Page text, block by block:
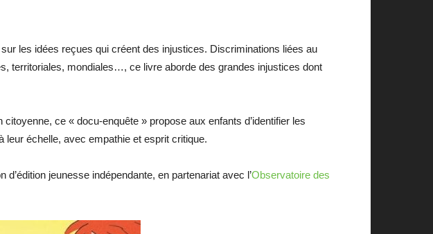
les idées reçues qui créent des injustices. Discriminations liées au
territoriales, mondiales…, ce livre aborde des grandes injustices dont
ce « docu-enquête » propose aux enfants d’identifier les
échelle, avec empathie et esprit critique.
d’édition jeunesse indépendante, en partenariat avec l’Observatoire des